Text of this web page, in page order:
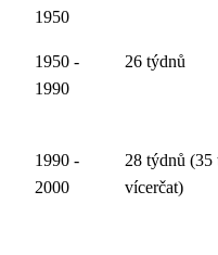
1950
1950 -
1990
26 týdnů
1990 -
2000
28 týdnů (35
vícerčat)